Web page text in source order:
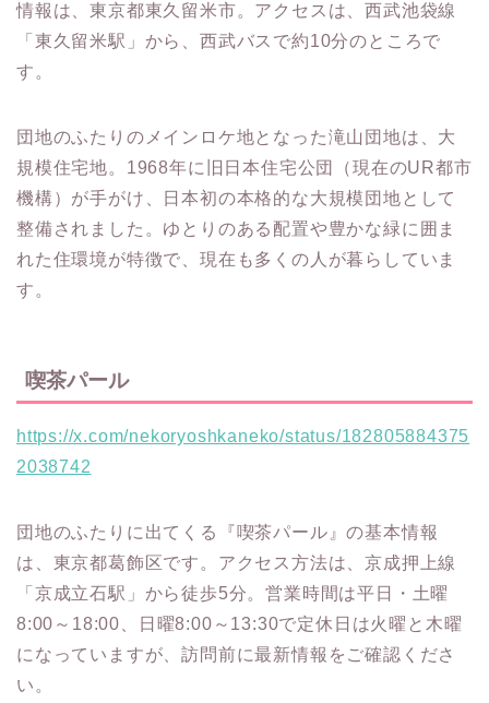
情報は、東京都東久留米市。アクセスは、西武池袋線
「東久留米駅」から、西武バスで約10分のところで
す。
団地のふたりのメインロケ地となった滝山団地は、大
規模住宅地。1968年に旧日本住宅公団（現在のUR都市
機構）が手がけ、日本初の本格的な大規模団地として
整備されました。ゆとりのある配置や豊かな緑に囲ま
れた住環境が特徴で、現在も多くの人が暮らしていま
す。
喫茶パール
https://x.com/nekoryoshkaneko/status/182805884375
2038742
団地のふたりに出てくる『喫茶パール』の基本情報
は、東京都葛飾区です。アクセス方法は、京成押上線
「京成立石駅」から徒歩5分。営業時間は平日・土曜
8:00～18:00、日曜8:00～13:30で定休日は火曜と木曜
になっていますが、訪問前に最新情報をご確認くださ
い。